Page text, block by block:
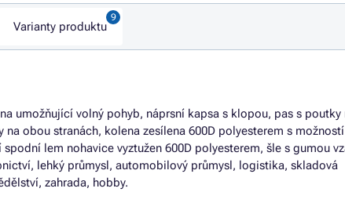
Varianty produktu
umožňující volný pohyb, náprsní kapsa s klopou, pas s poutky
obou stranách, kolena zesílena 600D polyesterem s
lem nohavice vyztužen 600D polyesterem, šle s gumou
lehký průmysl, automobilový průmysl, logistika, skladová
zahrada, hobby.